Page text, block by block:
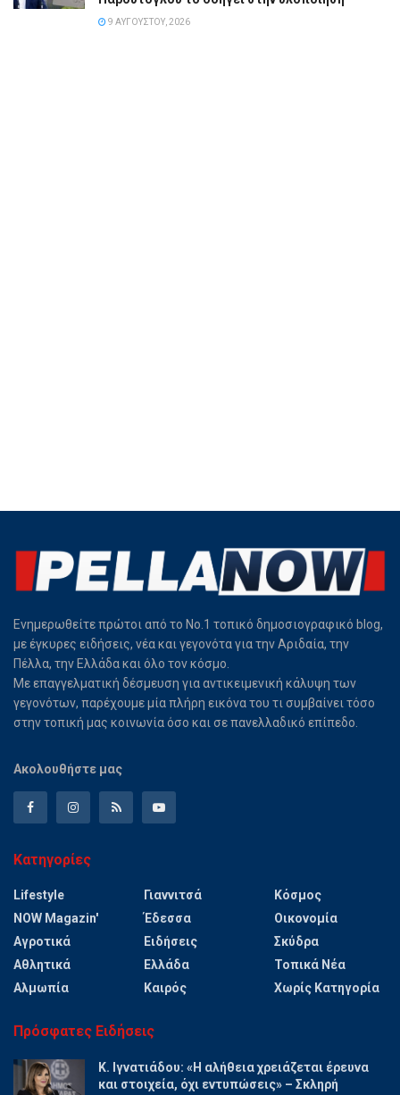
9 ΑΥΓΟΎΣΤΟΥ, 2026
Ενημερωθείτε πρώτοι από το Νο.1 τοπικό δημοσιογραφικό blog,
με έγκυρες ειδήσεις, νέα και γεγονότα για την Αριδαία, την
Πέλλα, την Ελλάδα και όλο τον κόσμο.
Με επαγγελματική δέσμευση για αντικειμενική κάλυψη των
γεγονότων, παρέχουμε μία πλήρη εικόνα του τι συμβαίνει τόσο
στην τοπική μας κοινωνία όσο και σε πανελλαδικό επίπεδο.
Ακολουθήστε μας
Κατηγορίες
Lifestyle
NOW Magazin'
Αγροτικά
Αθλητικά
Αλμωπία
Γιαννιτσά
Έδεσσα
Ειδήσεις
Ελλάδα
Καιρός
Κόσμος
Οικονομία
Σκύδρα
Τοπικά Νέα
Χωρίς Κατηγορία
Πρόσφατες Ειδήσεις
Κ. Ιγνατιάδου: «Η αλήθεια χρειάζεται έρευνα
και στοιχεία, όχι εντυπώσεις» – Σκληρή